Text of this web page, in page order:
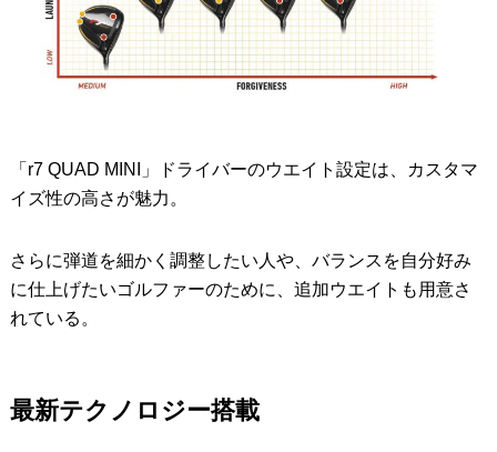
「r7 QUAD MINI」ドライバーのウエイト設定は、カスタマ
イズ性の高さが魅力。
さらに弾道を細かく調整したい人や、バランスを自分好み
に仕上げたいゴルファーのために、追加ウエイトも用意さ
れている。
最新テクノロジー搭載